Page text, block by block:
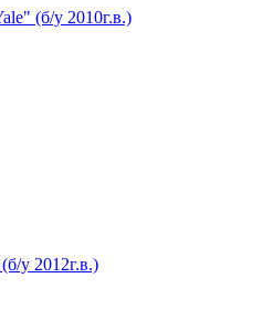
(б/у 2010г.в.)
у 2012г.в.)